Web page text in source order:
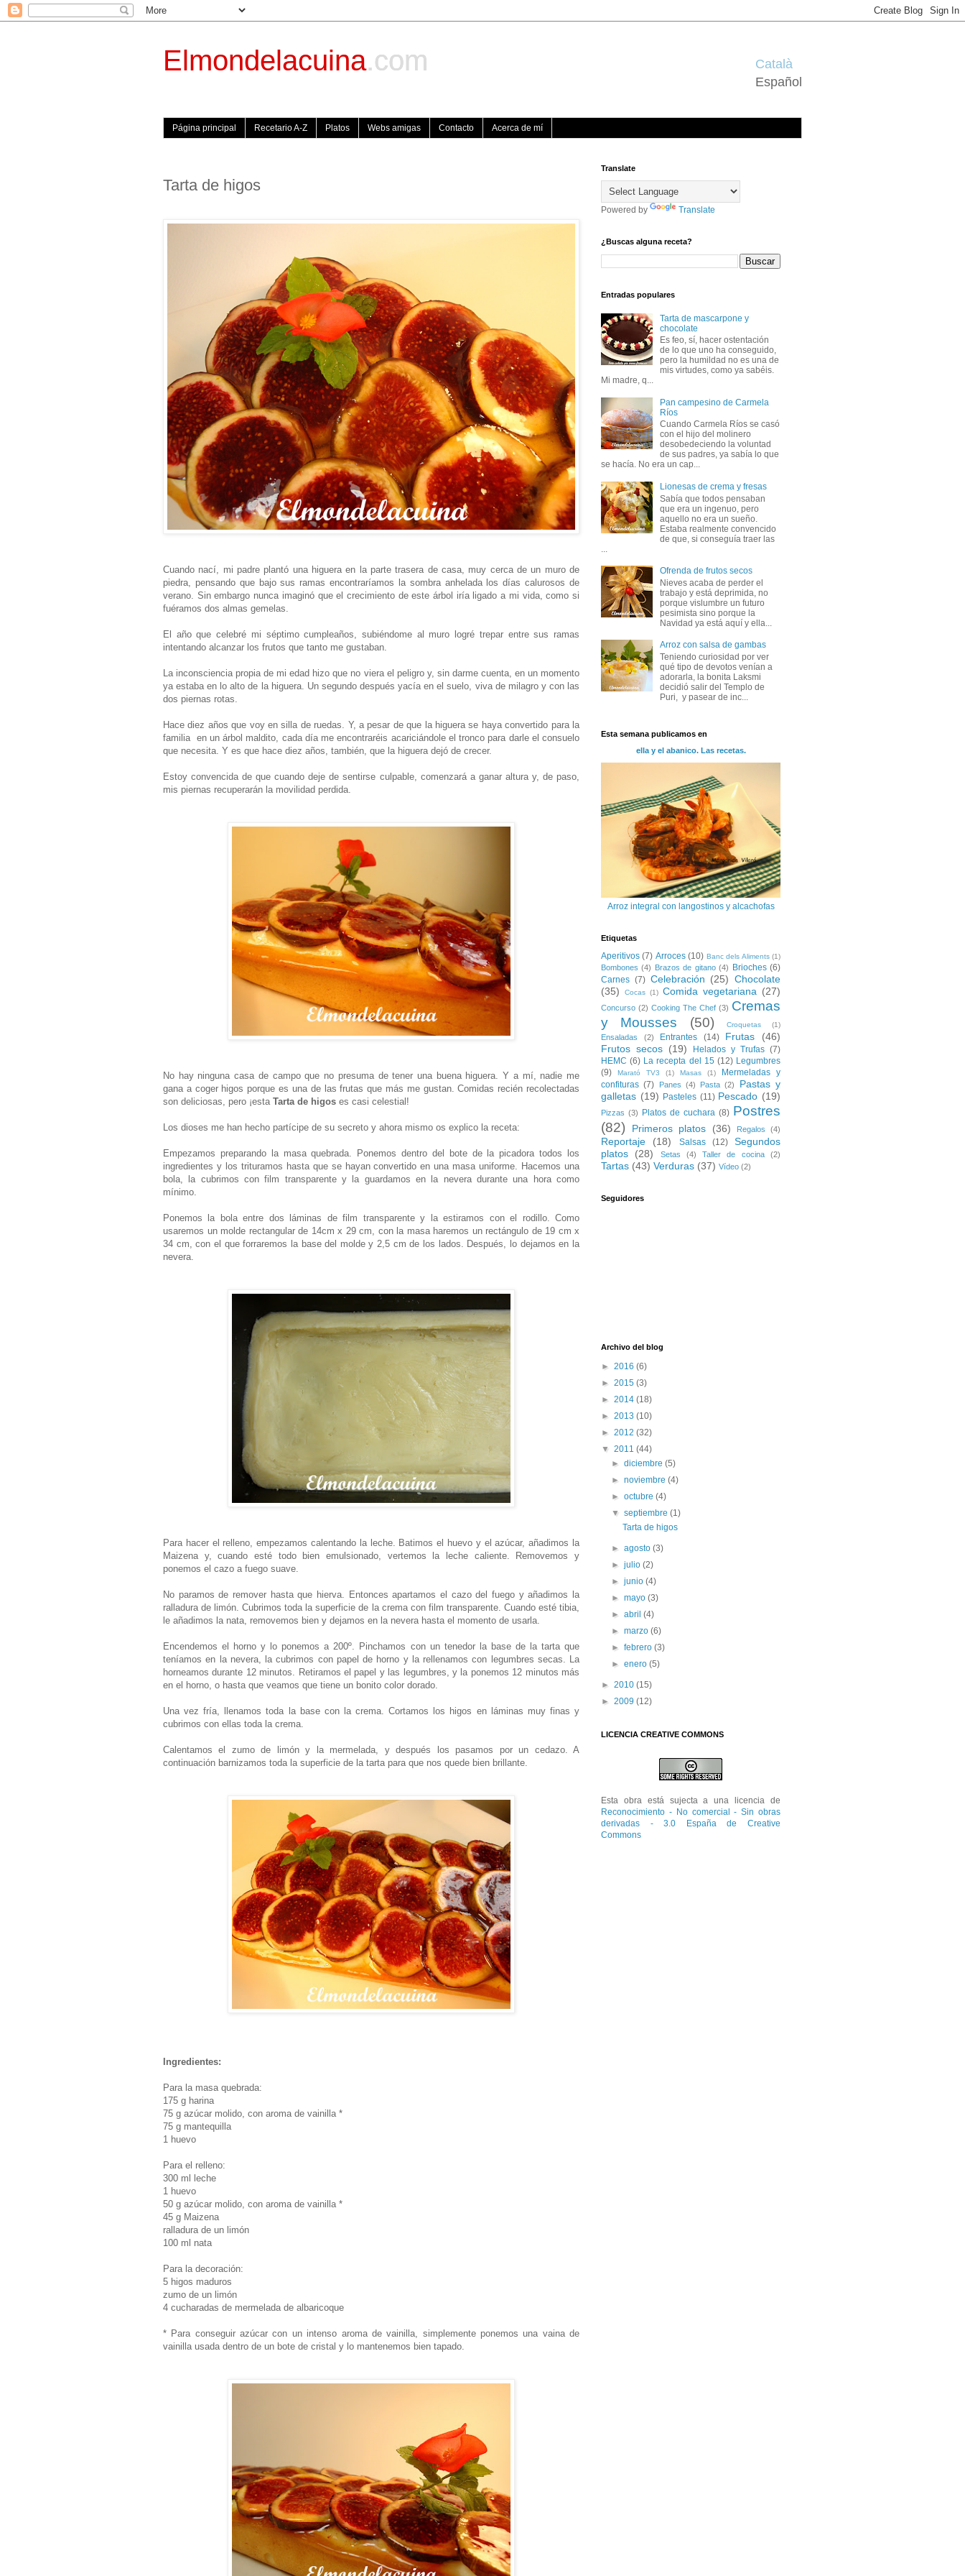
Elmondelacuina.com
Català
Español
Página principal Recetario A-Z Platos Webs amigas Contacto Acerca de mí
Tarta de higos
Cuando nací, mi padre plantó una higuera en la parte trasera de casa, muy cerca de un muro de
piedra, pensando que bajo sus ramas encontraríamos la sombra anhelada los días calurosos de
verano. Sin embargo nunca imaginó que el crecimiento de este árbol iría ligado a mi vida, como si
fuéramos dos almas gemelas.
El año que celebré mi séptimo cumpleaños, subiéndome al muro logré trepar entre sus ramas
intentando alcanzar los frutos que tanto me gustaban.
La inconsciencia propia de mi edad hizo que no viera el peligro y, sin darme cuenta, en un momento
ya estaba en lo alto de la higuera. Un segundo después yacía en el suelo, viva de milagro y con las
dos piernas rotas.
Hace diez años que voy en silla de ruedas. Y, a pesar de que la higuera se haya convertido para la
familia en un árbol maldito, cada día me encontraréis acariciándole el tronco para darle el consuelo
que necesita. Y es que hace diez años, también, que la higuera dejó de crecer.
Estoy convencida de que cuando deje de sentirse culpable, comenzará a ganar altura y, de paso,
mis piernas recuperarán la movilidad perdida.
No hay ninguna casa de campo que no presuma de tener una buena higuera. Y a mí, nadie me
gana a coger higos porque es una de las frutas que más me gustan. Comidas recién recolectadas
son deliciosas, pero ¡esta Tarta de higos es casi celestial!
Los dioses me han hecho partícipe de su secreto y ahora mismo os explico la receta:
Empezamos preparando la masa quebrada. Ponemos dentro del bote de la picadora todos los
ingredientes y los trituramos hasta que se hayan convertido en una masa uniforme. Hacemos una
bola, la cubrimos con film transparente y la guardamos en la nevera durante una hora como
mínimo.
Ponemos la bola entre dos láminas de film transparente y la estiramos con el rodillo. Como
usaremos un molde rectangular de 14cm x 29 cm, con la masa haremos un rectángulo de 19 cm x
34 cm, con el que forraremos la base del molde y 2,5 cm de los lados. Después, lo dejamos en la
nevera.
Para hacer el relleno, empezamos calentando la leche. Batimos el huevo y el azúcar, añadimos la
Maizena y, cuando esté todo bien emulsionado, vertemos la leche caliente. Removemos y
ponemos el cazo a fuego suave.
No paramos de remover hasta que hierva. Entonces apartamos el cazo del fuego y añadimos la
ralladura de limón. Cubrimos toda la superficie de la crema con film transparente. Cuando esté tibia,
le añadimos la nata, removemos bien y dejamos en la nevera hasta el momento de usarla.
Encendemos el horno y lo ponemos a 200º. Pinchamos con un tenedor la base de la tarta que
teníamos en la nevera, la cubrimos con papel de horno y la rellenamos con legumbres secas. La
horneamos durante 12 minutos. Retiramos el papel y las legumbres, y la ponemos 12 minutos más
en el horno, o hasta que veamos que tiene un bonito color dorado.
Una vez fría, llenamos toda la base con la crema. Cortamos los higos en láminas muy finas y
cubrimos con ellas toda la crema.
Calentamos el zumo de limón y la mermelada, y después los pasamos por un cedazo. A
continuación barnizamos toda la superficie de la tarta para que nos quede bien brillante.
Ingredientes:
Para la masa quebrada:
175 g harina
75 g azúcar molido, con aroma de vainilla *
75 g mantequilla
1 huevo
Para el relleno:
300 ml leche
1 huevo
50 g azúcar molido, con aroma de vainilla *
45 g Maizena
ralladura de un limón
100 ml nata
Para la decoración:
5 higos maduros
zumo de un limón
4 cucharadas de mermelada de albaricoque
* Para conseguir azúcar con un intenso aroma de vainilla, simplemente ponemos una vaina de
vainilla usada dentro de un bote de cristal y lo mantenemos bien tapado.
Translate
Powered by Translate
¿Buscas alguna receta?
Entradas populares
Tarta de mascarpone y
chocolate
Es feo, sí, hacer ostentación
de lo que uno ha conseguido,
pero la humildad no es una de
mis virtudes, como ya sabéis.
Mi madre, q...
Pan campesino de Carmela
Ríos
Cuando Carmela Ríos se casó
con el hijo del molinero
desobedeciendo la voluntad
de sus padres, ya sabía lo que
se hacía. No era un cap...
Lionesas de crema y fresas
Sabía que todos pensaban
que era un ingenuo, pero
aquello no era un sueño.
Estaba realmente convencido
de que, si conseguía traer las
Ofrenda de frutos secos
Nieves acaba de perder el
trabajo y está deprimida, no
porque vislumbre un futuro
pesimista sino porque la
Navidad ya está aquí y ella...
Arroz con salsa de gambas
Teniendo curiosidad por ver
qué tipo de devotos venían a
adorarla, la bonita Laksmi
decidió salir del Templo de
Puri, y pasear de inc...
Esta semana publicamos en
ella y el abanico. Las recetas.
Arroz integral con langostinos y alcachofas
Etiquetas
Aperitivos (7) Arroces (10) Banc dels Aliments (1)
Bombones (4) Brazos de gitano (4) Brioches (6)
Carnes (7) Celebración (25) Chocolate
(35)
Cocas (1) Comida vegetariana (27)
Concurso (2) Cooking The Chef (3) Cremas
y Mousses
(50) Croquetas (1)
Ensaladas (2) Entrantes (14) Frutas
(46)
Frutos secos (19) Helados y Trufas (7)
HEMC (6) La recepta del 15 (12) Legumbres
(9)
Marató TV3 (1) Masas (1)
Mermeladas y
confituras (7) Panes (4) Pasta (2)
Pastas y
galletas (19) Pasteles (11) Pescado (19)
Pizzas (3) Platos de cuchara (8) Postres
(82)
Primeros platos (36) Regalos (4)
Reportaje (18) Salsas (12)
Segundos
platos
(28) Setas (4) Taller de cocina (2)
Tartas (43) Verduras (37) Vídeo (2)
Seguidores
Archivo del blog
► 2016 (6)
► 2015 (3)
► 2014 (18)
► 2013 (10)
► 2012 (32)
▼ 2011 (44)
►diciembre(5)
►noviembre(4)
►octubre(4)
▼septiembre(1)
Tarta de higos
►agosto(3)
►julio(2)
►junio(4)
►mayo(3)
►abril(4)
►marzo(6)
►febrero(3)
►enero(5)
► 2010 (15)
► 2009 (12)
LICENCIA CREATIVE COMMONS
Esta obra está sujecta a una licencia de
Reconocimiento - No comercial - Sin obras
derivadas - 3.0 España de Creative
Commons